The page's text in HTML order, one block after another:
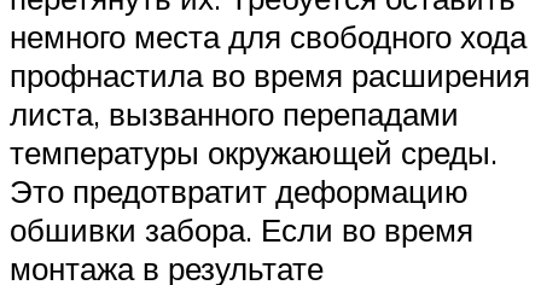
немного места для свободного хода
профнастила во время расширения
листа, вызванного перепадами
температуры окружающей среды.
Это предотвратит деформацию
обшивки забора. Если во время
монтажа в результате